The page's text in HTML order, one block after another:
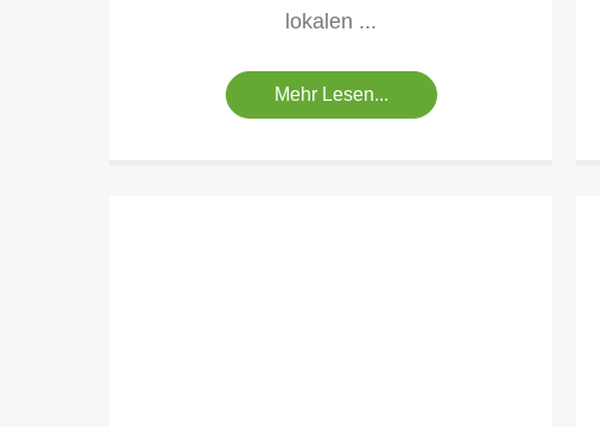
lokalen ...
Mehr Lesen...